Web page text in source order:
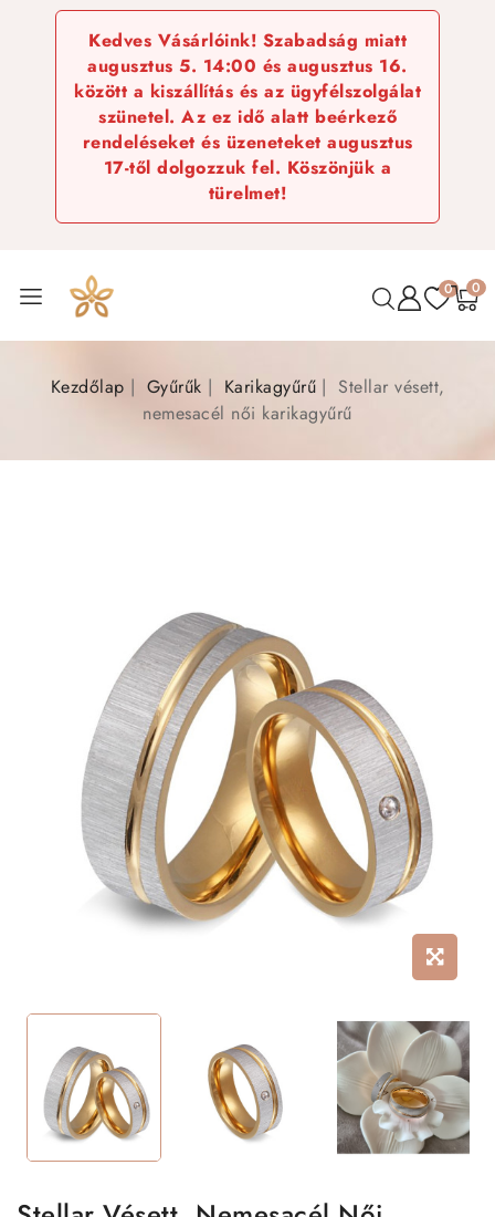
Kedves Vásárlóink! Szabadság miatt
augusztus 5. 14:00 és augusztus 16.
között a kiszállítás és az ügyfélszolgálat
szünetel. Az ez idő alatt beérkező
rendeléseket és üzeneteket augusztus
17-től dolgozzuk fel. Köszönjük a
türelmet!
0 0
Kezdőlap Gyűrűk Karikagyűrű
Stellar vésett,
nemesacél női karikagyűrű